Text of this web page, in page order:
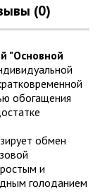
(0)
"Основной
обогащения
обмен
и
голоданием